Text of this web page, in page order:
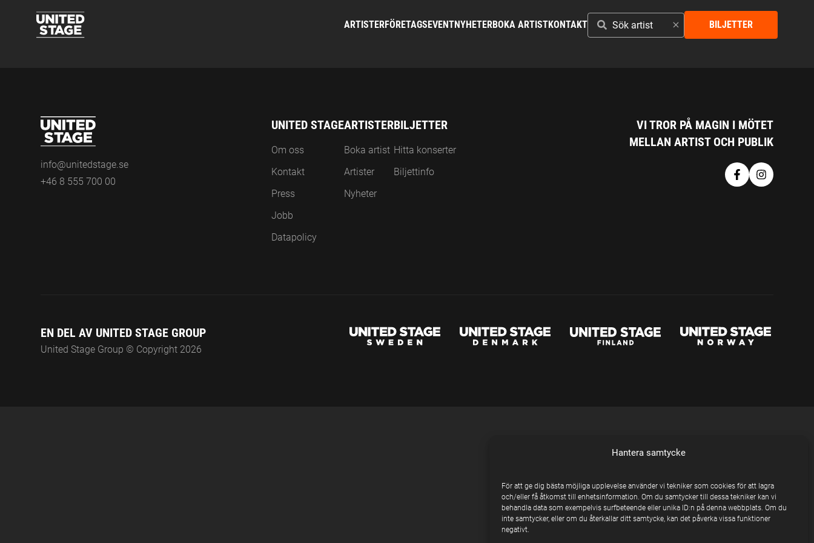
Hantera samtycke
För att ge dig bästa möjliga upplevelse använder vi tekniker som cookies för att lagra
och/eller få åtkomst till enhetsinformation. Om du samtycker till dessa tekniker kan vi
behandla data som exempelvis surfbeteende eller unika ID:n på denna webbplats. Om du
inte samtycker, eller om du återkallar ditt samtycke, kan det påverka vissa funktioner
negativt.
ARTISTERFÖRETAGSEVENTNYHETERBOKA ARTISTKONTAKTSÖK
ARTIST
BILJETTER
info@unitedstage.se
+46 8 555 700 00
UNITED STAGE
Om oss
Kontakt
Press
Jobb
Datapolicy
ARTISTER
Boka artist
Artister
Nyheter
BILJETTER
Hitta konserter
Biljettinfo
VI TROR PÅ MAGIN I MÖTET
MELLAN ARTIST OCH PUBLIK
EN DEL AV UNITED STAGE GROUP
United Stage Group © Copyright 2026